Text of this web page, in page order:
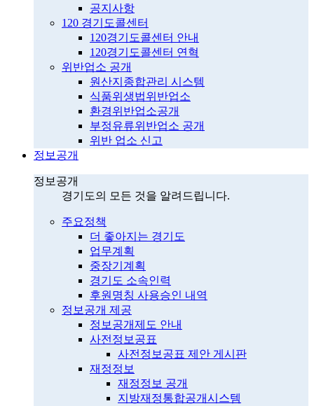
공지사항
120 경기도콜센터
120경기도콜센터 안내
120경기도콜센터 연혁
위반업소 공개
원산지종합관리 시스템
식품위생법위반업소
환경위반업소공개
부정유류위반업소 공개
위반 업소 신고
정보공개
정보공개
경기도의 모든 것을 알려드립니다.
주요정책
더 좋아지는 경기도
업무계획
중장기계획
경기도 소속인력
후원명칭 사용승인 내역
정보공개 제공
정보공개제도 안내
사전정보공표
사전정보공표 제안 게시판
재정정보
재정정보 공개
지방재정통합공개시스템